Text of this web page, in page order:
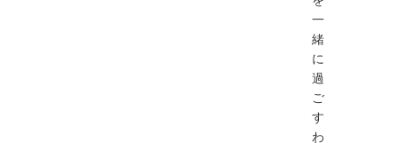
一
緒
に
過
ご
す
わ